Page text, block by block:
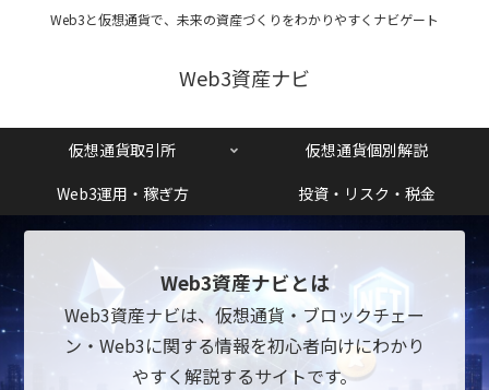
Web3と仮想通貨で、未来の資産づくりをわかりやすくナビゲート
Web3資産ナビ
仮想通貨取引所
仮想通貨個別解説
Web3運用・稼ぎ方
投資・リスク・税金
Web3資産ナビとは
Web3資産ナビは、仮想通貨・ブロックチェー
ン・Web3に関する情報を初心者向けにわかり
やすく解説するサイトです。